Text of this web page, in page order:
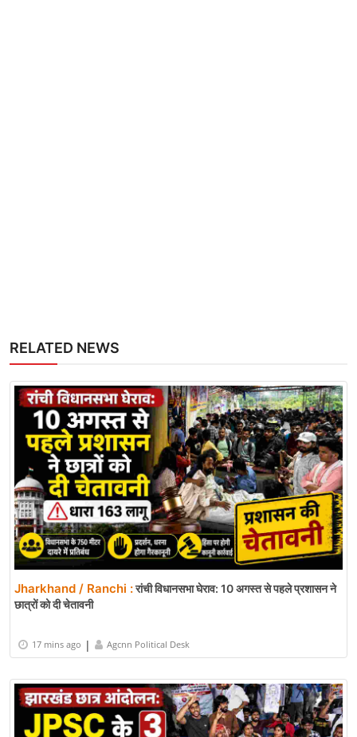
RELATED NEWS
Jharkhand / Ranchi :रांची विधानसभा घेराव: 10 अगस्त से पहले प्रशासन ने
छात्रों को दी चेतावनी
17 mins ago | Agcnn Political Desk